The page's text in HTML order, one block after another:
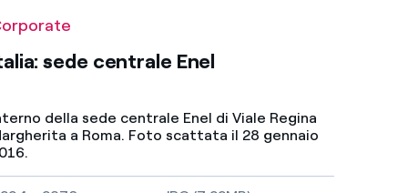
LinkedIn
TikTok
sede centrale Enel
della sede centrale Enel di Viale Regina
a Roma. Foto scattata il 28 gennaio